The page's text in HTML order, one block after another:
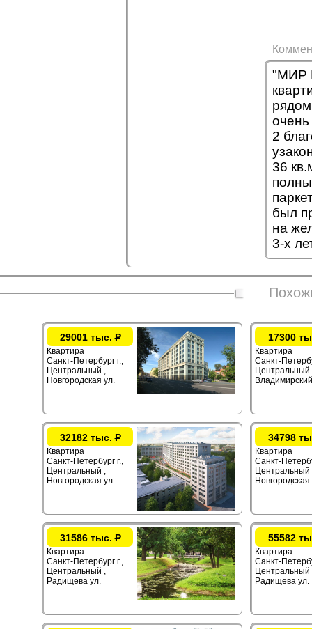
"МИР
2
36
был
на
3-х
29001 тыс.Р
Квартира
Санкт-Петербург г.,
Центральный ,
Новгородская ул.
17300
Квартира
Санкт-
Центральный
32182 тыс.Р
Квартира
Санкт-Петербург г.,
Центральный ,
Новгородская ул.
34798
Квартира
Санкт-
Центральный
Новгородская
31586 тыс.Р
Квартира
Санкт-Петербург г.,
Центральный ,
Радищева ул.
55582
Квартира
Санкт-
Центральный
Радищева ул.